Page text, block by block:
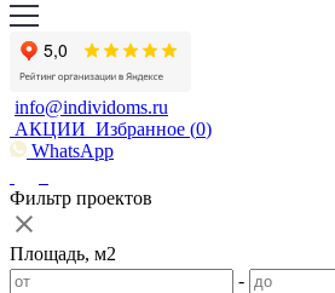
info@individoms.ru
АКЦИИ Избранное (0)
WhatsApp
Фильтр проектов
Площадь, м2
-